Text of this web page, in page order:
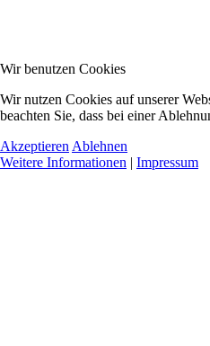
Wir benutzen Cookies
Wir nutzen Cookies auf unserer
beachten Sie, dass bei einer
Akzeptieren Ablehnen
Weitere Informationen | Impressum